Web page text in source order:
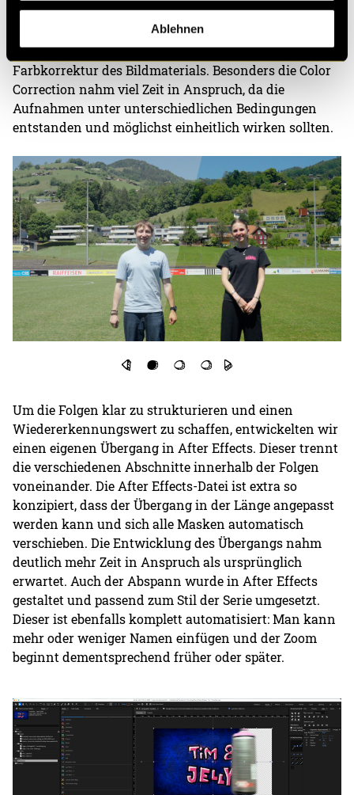
Ablehnen
Aufnahmen nachträglich bearbeitet werden. Dazu
gehörten die Verbesserung der Tonqualität, die
Reduktion von Störgeräuschen sowie die
Farbkorrektur des Bildmaterials. Besonders die Color
Correction nahm viel Zeit in Anspruch, da die
Aufnahmen unter unterschiedlichen Bedingungen
entstanden und möglichst einheitlich wirken sollten.
Um die Folgen klar zu strukturieren und einen
Wiedererkennungswert zu schaffen, entwickelten wir
einen eigenen Übergang in After Effects. Dieser trennt
die verschiedenen Abschnitte innerhalb der Folgen
voneinander. Die After Effects-Datei ist extra so
konzipiert, dass der Übergang in der Länge angepasst
werden kann und sich alle Masken automatisch
verschieben. Die Entwicklung des Übergangs nahm
deutlich mehr Zeit in Anspruch als ursprünglich
erwartet. Auch der Abspann wurde in After Effects
gestaltet und passend zum Stil der Serie umgesetzt.
Dieser ist ebenfalls komplett automatisiert: Man kann
mehr oder weniger Namen einfügen und der Zoom
beginnt dementsprechend früher oder später.